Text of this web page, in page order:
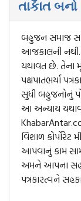
તાકાત બનો
બહુજન સમાજ
આજકાલની
યથાવત છે. તેના
પક્ષપાતભર્યા
સુધી બહુજનોનું
આ અન્યાય
વિશાળ કોર્પોરેટ
આપવાનું કામ
અમને આપના
પત્રકારત્વને